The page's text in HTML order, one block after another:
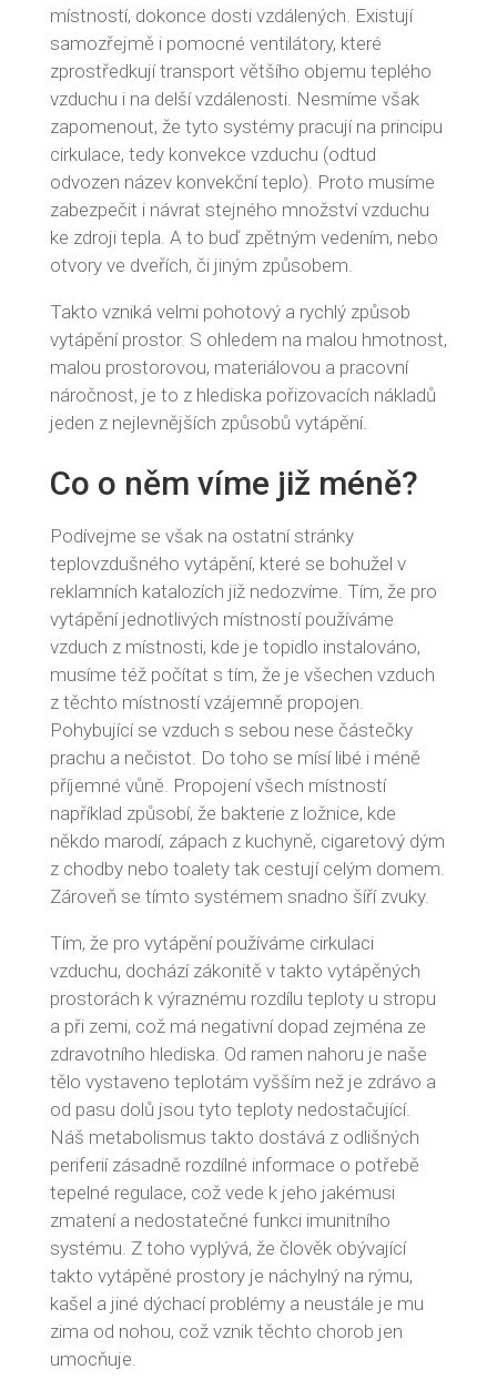
místností, dokonce dosti vzdálených. Existují
samozřejmě i pomocné ventilátory, které
zprostředkují transport většího objemu teplého
vzduchu i na delší vzdálenosti. Nesmíme však
zapomenout, že tyto systémy pracují na principu
cirkulace, tedy konvekce vzduchu (odtud
odvozen název konvekční teplo). Proto musíme
zabezpečit i návrat stejného množství vzduchu
ke zdroji tepla. A to buď zpětným vedením, nebo
otvory ve dveřích, či jiným způsobem.
Takto vzniká velmi pohotový a rychlý způsob
vytápění prostor. S ohledem na malou hmotnost,
malou prostorovou, materiálovou a pracovní
náročnost, je to z hlediska pořizovacích nákladů
jeden z nejlevnějších způsobů vytápění.
Co o něm víme již méně?
Podívejme se však na ostatní stránky
teplovzdušného vytápění, které se bohužel v
reklamních katalozích již nedozvíme. Tím, že pro
vytápění jednotlivých místností používáme
vzduch z místnosti, kde je topidlo instalováno,
musíme též počítat s tím, že je všechen vzduch
z těchto místností vzájemně propojen.
Pohybující se vzduch s sebou nese částečky
prachu a nečistot. Do toho se mísí libé i méně
příjemné vůně. Propojení všech místností
například způsobí, že bakterie z ložnice, kde
někdo marodí, zápach z kuchyně, cigaretový dým
z chodby nebo toalety tak cestují celým domem.
Zároveň se tímto systémem snadno šíří zvuky.
Tím, že pro vytápění používáme cirkulaci
vzduchu, dochází zákonitě v takto vytápěných
prostorách k výraznému rozdílu teploty u stropu
a při zemi, což má negativní dopad zejména ze
zdravotního hlediska. Od ramen nahoru je naše
tělo vystaveno teplotám vyšším než je zdrávo a
od pasu dolů jsou tyto teploty nedostačující.
Náš metabolismus takto dostává z odlišných
periferií zásadně rozdílné informace o potřebě
tepelné regulace, což vede k jeho jakémusi
zmatení a nedostatečné funkci imunitního
systému. Z toho vyplývá, že člověk obývající
takto vytápěné prostory je náchylný na rýmu,
kašel a jiné dýchací problémy a neustále je mu
zima od nohou, což vznik těchto chorob jen
umocňuje.